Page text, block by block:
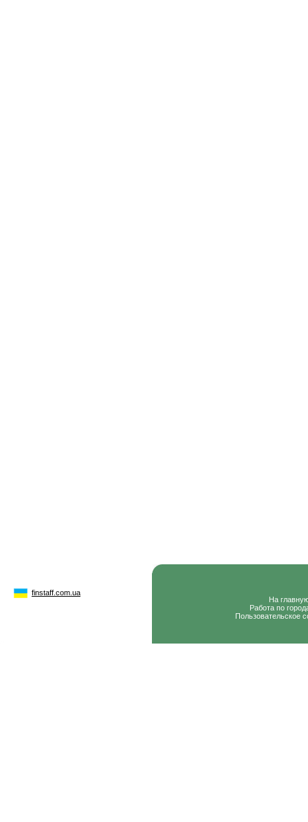
finstaff.com.ua
На
Работа по
Пользовательское